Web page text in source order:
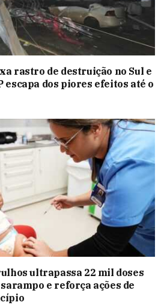
rastro de destruição no Sul e
escapa dos piores efeitos até o
ultrapassa 22 mil doses
e reforça ações de